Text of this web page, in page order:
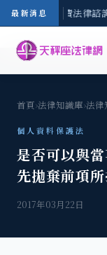
最新消息
3(一) 現場免費法律
首頁›法律知識庫›法律
個人資料保護法
是否可以與
先拋棄前項
2017年03月22日